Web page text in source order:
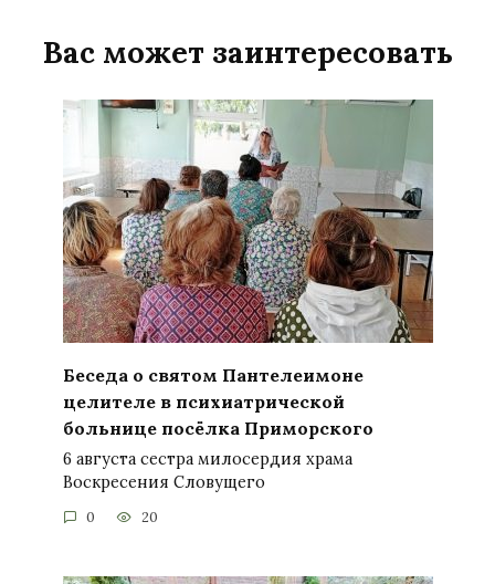
Вас может заинтересовать
Беседа о святом Пантелеимоне
целителе в психиатрической
больнице посёлка Приморского
6 августа сестра милосердия храма
Воскресения Словущего
0 20